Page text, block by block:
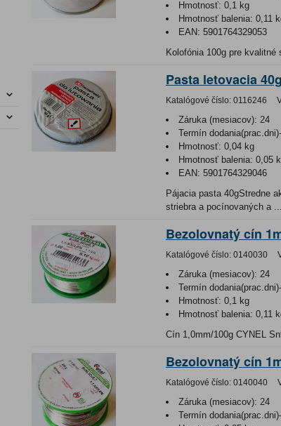
Hmotnosť: 0,1 kg
Hmotnosť balenia: 0,11
EAN: 5901764329053
Kolofónia 100g pre kvalitné
Pasta letovacia 40g
Katalógové číslo: 0116246
Záruka (mesiacov): 24
Termín
Hmotnosť: 0,04 kg
Hmotnosť balenia: 0,05
EAN: 5901764329046
Pájacia pasta 40gStredne
striebra a pocínovaných a ...
Bezolovnatý cín
Katalógové číslo: 0140030
Záruka (mesiacov): 24
Termín
Hmotnosť: 0,1 kg
Hmotnosť balenia: 0,11
Cín 1,0mm/100g CYNEL
Bezolovnatý cín
Katalógové číslo: 0140040
Záruka (mesiacov): 24
Termín